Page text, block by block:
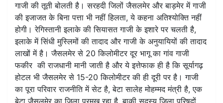
गाजी की तूती बोलती है। सरहदी जिलों जैसलमेर और बाड़मेर में गाजी
की इजाजत के बिना पत्ता भी नहीं हिलता, ये कहना अतिश्योक्ति नहीं
होगी। रेगिस्तानी इलाके की सियासत गाजी के इशारे पर चलती है,
इलाके में सिंधी मुस्लिमों की तादाद और गाजी के अनुयायियों की तादाद
लाखों में है। जैसलमेर से 20 किलोमीटर दूर भागू का गांव गाजी
फकीर की राजधानी मानी जाती है और ये इत्तेफाक ही है कि सूर्यागढ़
होटल भी जैसलमेर से 15-20 किलोमीटर की ही दूरी पर है। गाजी
का पूरा परिवार राजनीति में सेट है, बेटा सालेह मोहम्मद मंत्री है, एक